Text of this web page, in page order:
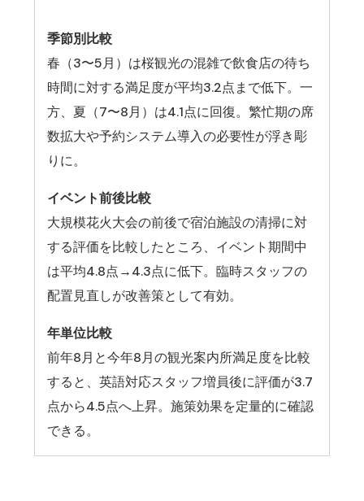
季節別比較
春（3〜5月）は桜観光の混雑で飲食店の待ち
時間に対する満足度が平均3.2点まで低下。一
方、夏（7〜8月）は4.1点に回復。繁忙期の席
数拡大や予約システム導入の必要性が浮き彫
りに。
イベント前後比較
大規模花火大会の前後で宿泊施設の清掃に対
する評価を比較したところ、イベント期間中
は平均4.8点→4.3点に低下。臨時スタッフの
配置見直しが改善策として有効。
年単位比較
前年8月と今年8月の観光案内所満足度を比較
すると、英語対応スタッフ増員後に評価が3.7
点から4.5点へ上昇。施策効果を定量的に確認
できる。